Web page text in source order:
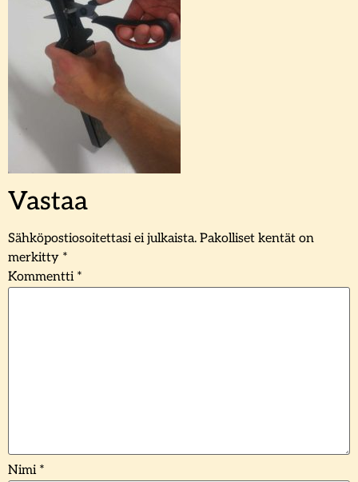
Vastaa
Sähköpostiosoitettasi ei julkaista. Pakolliset kentät on
merkitty *
Kommentti *
Nimi *